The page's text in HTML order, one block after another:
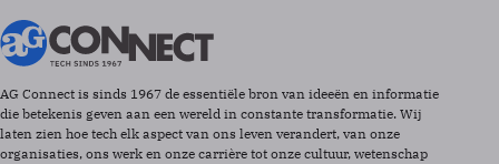
AG Connect is sinds 1967 de essentiële bron van ideeën en informatie
die betekenis geven aan een wereld in constante transformatie. Wij
laten zien hoe tech elk aspect van ons leven verandert, van onze
organisaties, ons werk en onze carrière tot onze cultuur, wetenschap